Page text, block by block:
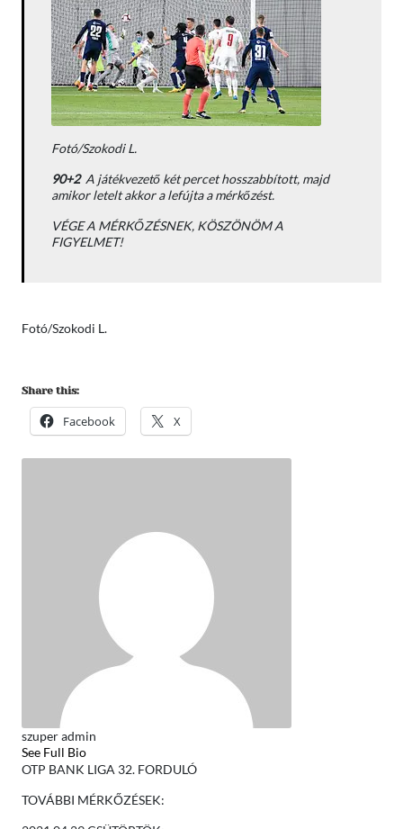
Fotó/Szokodi L.
90+2 A játékvezető két percet hosszabbított, majd
amikor letelt akkor a lefújta a mérkőzést.
VÉGE A MÉRKŐZÉSNEK, KÖSZÖNÖM A
FIGYELMET!
Fotó/Szokodi L.
Share this:
Facebook X
szuper admin
See Full Bio
OTP BANK LIGA 32. FORDULÓ
TOVÁBBI MÉRKŐZÉSEK: